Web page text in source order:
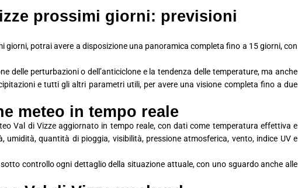
prossimi giorni: previsioni
giorni, potrai avere a disposizione una panoramica completa fino a 15 giorni, con
delle perturbazioni o dell’anticiclone e la tendenza delle temperature, ma anche
e tutti gli altri parametri utili, per avere una visione completa fino a due
meteo in tempo reale
Val di Vizze aggiornato in tempo reale, con dati come temperatura effettiva e
umidità, quantità di pioggia, visibilità, pressione atmosferica, vento, indice UV e
controllo ogni dettaglio della situazione attuale, con uno sguardo anche alle